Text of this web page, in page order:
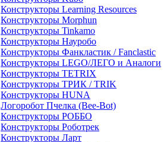
Конструкторы Learning Resources
Конструкторы Morphun
Конструкторы Tinkamo
Конструкторы Науробо
Конструкторы Фанкластик / Fanclastic
Конструкторы LEGO/ЛЕГО и Аналоги
Конструкторы TETRIX
Конструкторы ТРИК / TRIK
Конструкторы HUNA
Логоробот Пчелка (Bee-Bot)
Конструкторы РОББО
Конструкторы Роботрек
Конструкторы Ларт